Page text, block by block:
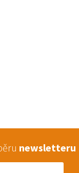
newsletteru